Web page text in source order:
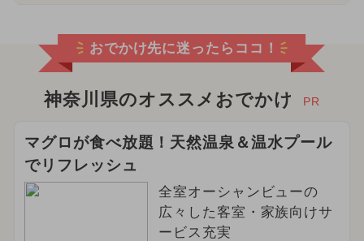
おでかけ先に迷ったらココ！
神奈川県のオススメおでかけ PR
マグロが食べ放題！天然温泉＆温水プール
でリフレッシュ
全室オーシャンビューの
広々した客室・家族向けサ
ービス充実